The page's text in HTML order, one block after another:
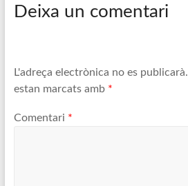
Deixa un comentari
L'adreça electrònica no es publicarà.
estan marcats amb *
Comentari *